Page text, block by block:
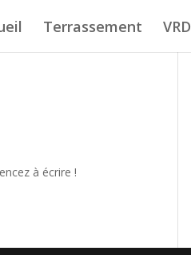
Terrassement VRD
à écrire !